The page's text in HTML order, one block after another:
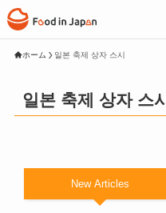
ホーム 일본 축제 상자 스시
일본 축제 상자 스시
New Articles